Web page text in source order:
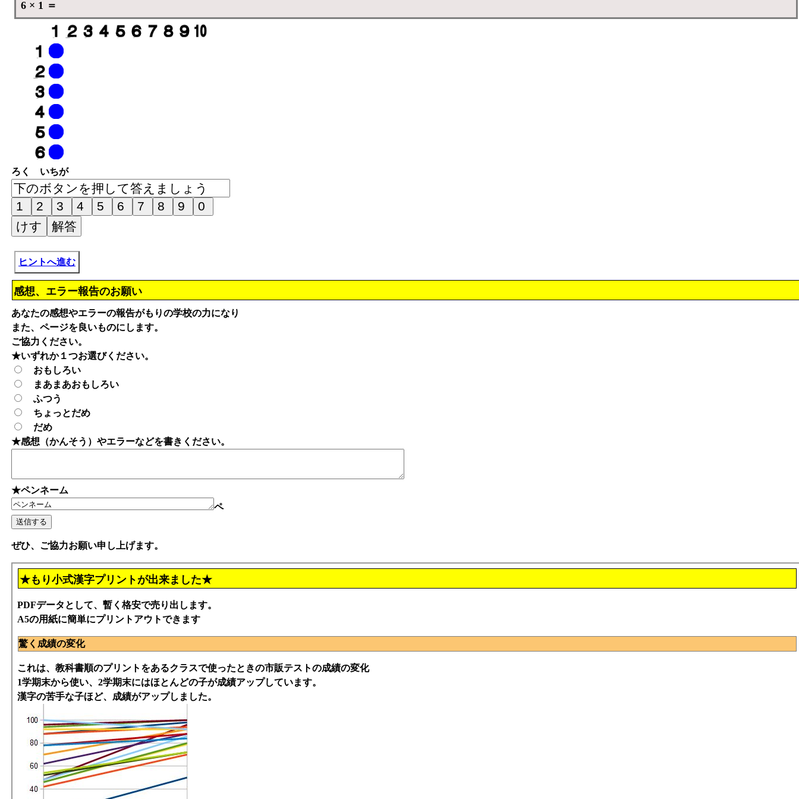
6 × 1 ＝
ろく いちが
ヒントへ進む
感想、エラー報告のお願い
あなたの感想やエラーの報告がもりの学校の力になり
また、ページを良いものにします。
ご協力ください。
★いずれか１つお選びください。
おもしろい
まあまあおもしろい
ふつう
ちょっとだめ
だめ
★感想（かんそう）やエラーなどを書きください。
★ペンネーム
ペ
ぜひ、ご協力お願い申し上げます。